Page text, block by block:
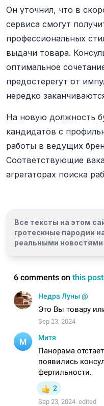
Он уточнил, что в
сервиса смогут
профессиональных
выдачи товара.
оптимальное
предостерегут от
нередко
На новую должность
кандидатов с
работы в ведущих
Соответствующие
агрегаторах поиска
Все тексты на этом
гротескные пародии
реальными новостями